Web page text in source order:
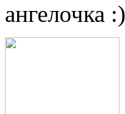
ангелочка :)